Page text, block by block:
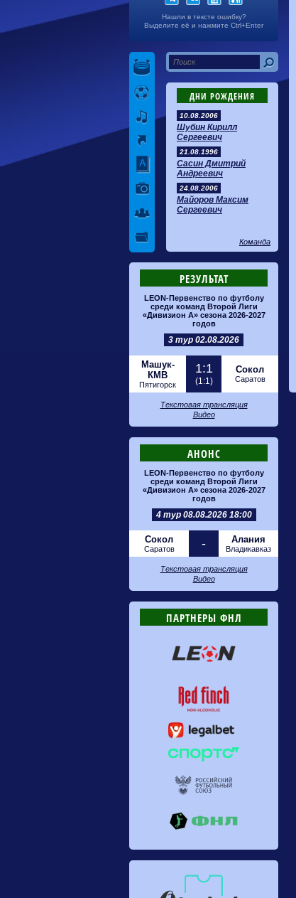
Нашли в тексте ошибку?
Выделите её и нажмите Ctrl+Enter
ДНИ РОЖДЕНИЯ
10.08.2006
Шубин Кирилл
Сергеевич
21.08.1996
Сасин Дмитрий
Андреевич
24.08.2006
Майоров Максим
Сергеевич
Команда
РЕЗУЛЬТАТ
LEON-Первенство по футболу
среди команд Второй Лиги
«Дивизион А» сезона 2026-2027
годов
3 тур 02.08.2026
Машук-
КМВ
Пятигорск
1:1
(1:1)
Сокол
Саратов
Текстовая трансляция
Видео
АНОНС
LEON-Первенство по футболу
среди команд Второй Лиги
«Дивизион А» сезона 2026-2027
годов
4 тур 08.08.2026 18:00
Сокол
Саратов - Алания
Владикавказ
Текстовая трансляция
Видео
ПАРТНЕРЫ ФНЛ